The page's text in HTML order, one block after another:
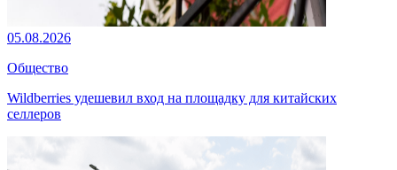
05.08.2026
Общество
Wildberries удешевил вход на площадку для китайских
селлеров